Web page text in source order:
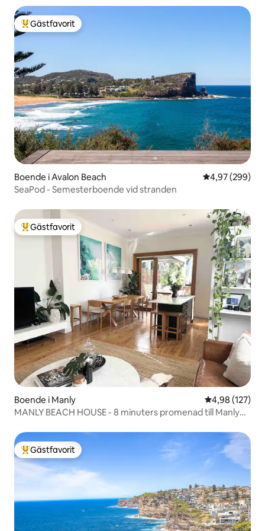
Populär gästfavorit
Gästfavorit
Boende i Avalon Beach 4,97 av 5 i
4,97 (299)
SeaPod - Semesterboende vid stranden
Populär gästfavorit
Gästfavorit
Boende i Manly 4,98 av 5 i
4,98 (127)
MANLY BEACH HOUSE - 8 minuters promenad till Manly
Populär gästfavorit
Gästfavorit